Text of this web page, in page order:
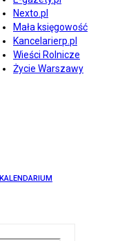
Nexto.pl
Mała księgowość
Kancelarierp.pl
Wieści Rolnicze
Życie Warszawy
KALENDARIUM